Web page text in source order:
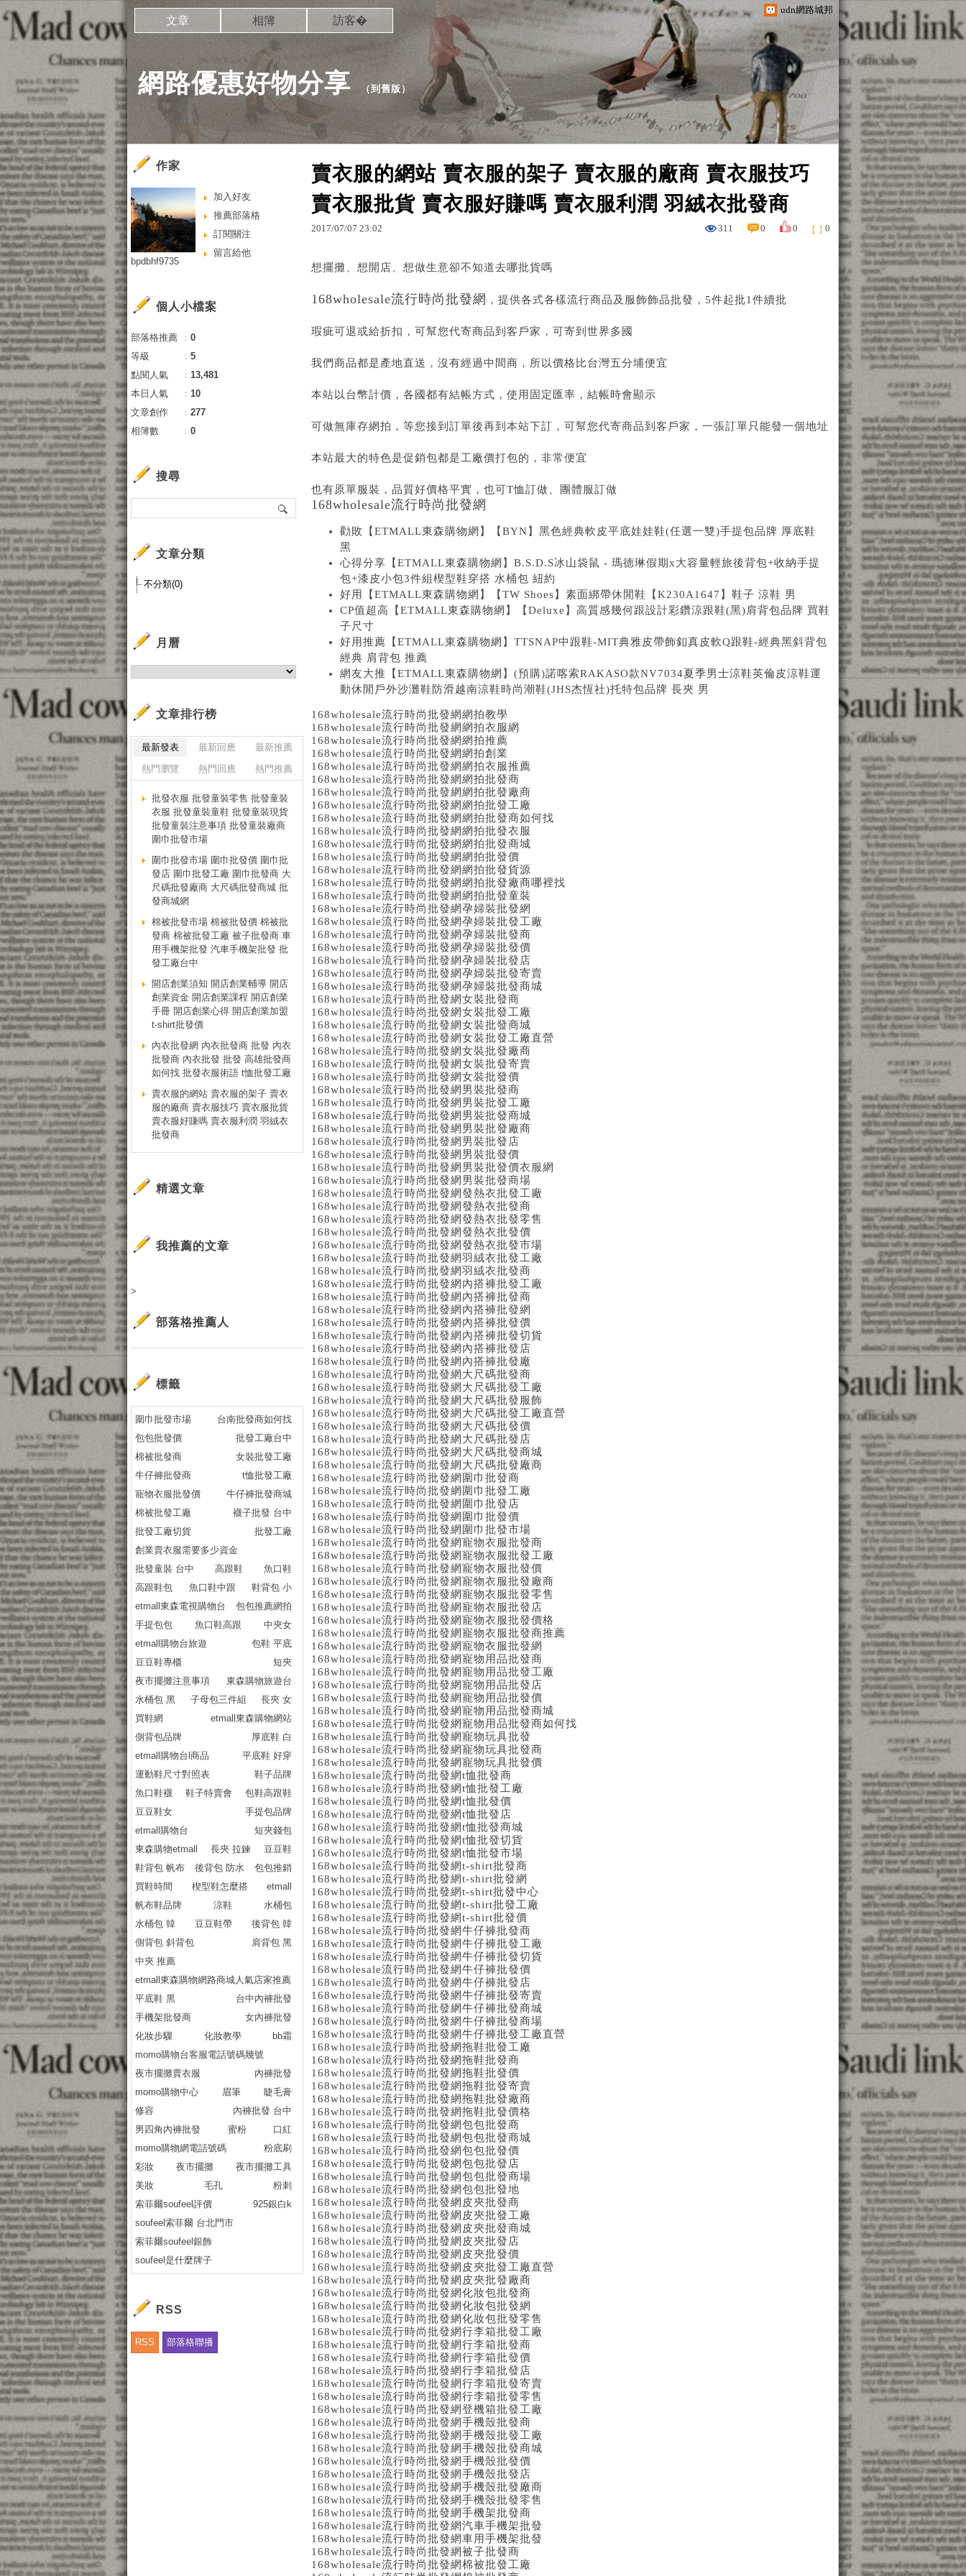
udn網路城邦
網路優惠好物分享 （到舊版 ）
文章 相簿 訪客�
賣衣服的網站 賣衣服的架子 賣衣服的廠商 賣衣服技巧
賣衣服批貨 賣衣服好賺嗎 賣衣服利潤 羽絨衣批發商
2017/07/07 23:02 311 0 0 0
想擺攤、想開店、想做生意卻不知道去哪批貨嗎
168wholesale流行時尚批發網 ，提供各式各樣流行商品及服飾飾品批發，5件起批1件續批
瑕疵可退或給折扣，可幫您代寄商品到客戶家，可寄到世界多國
我們商品都是產地直送，沒有經過中間商，所以價格比台灣五分埔便宜
本站以台幣計價，各國都有結帳方式，使用固定匯率，結帳時會顯示
可做無庫存網拍，等您接到訂單後再到本站下訂，可幫您代寄商品到客戶家，一張訂單只能發一個地址
本站最大的特色是促銷包都是工廠價打包的，非常便宜
也有原單服裝，品質好價格平實，也可T恤訂做、團體服訂做
168wholesale流行時尚批發網
勸敗【ETMALL東森購物網】【BYN】黑色經典軟皮平底娃娃鞋(任選一雙)手提包品牌 厚底鞋
黑
心得分享【ETMALL東森購物網】B.S.D.S冰山袋鼠 - 瑪德琳假期x大容量輕旅後背包+收納手提
包+漆皮小包3件組楔型鞋穿搭 水桶包 紐約
好用【ETMALL東森購物網】【TW Shoes】素面綁帶休閒鞋【K230A1647】鞋子 涼鞋 男
CP值超高【ETMALL東森購物網】【Deluxe】高質感幾何跟設計彩鑽涼跟鞋(黑)肩背包品牌 買鞋
子尺寸
好用推薦【ETMALL東森購物網】TTSNAP中跟鞋-MIT典雅皮帶飾釦真皮軟Q跟鞋-經典黑斜背包
經典 肩背包 推薦
網友大推【ETMALL東森購物網】(預購)諾喀索RAKASO款NV7034夏季男士涼鞋英倫皮涼鞋運
動休閒戶外沙灘鞋防滑越南涼鞋時尚潮鞋(JHS杰恆社)托特包品牌 長夾 男
168wholesale流行時尚批發網網拍教學
168wholesale流行時尚批發網網拍衣服網
168wholesale流行時尚批發網網拍推薦
168wholesale流行時尚批發網網拍創業
168wholesale流行時尚批發網網拍衣服推薦
168wholesale流行時尚批發網網拍批發商
168wholesale流行時尚批發網網拍批發廠商
168wholesale流行時尚批發網網拍批發工廠
168wholesale流行時尚批發網網拍批發商如何找
168wholesale流行時尚批發網網拍批發衣服
168wholesale流行時尚批發網網拍批發商城
168wholesale流行時尚批發網網拍批發價
168wholesale流行時尚批發網網拍批發貨源
168wholesale流行時尚批發網網拍批發廠商哪裡找
168wholesale流行時尚批發網網拍批發童裝
168wholesale流行時尚批發網孕婦裝批發網
168wholesale流行時尚批發網孕婦裝批發工廠
168wholesale流行時尚批發網孕婦裝批發商
168wholesale流行時尚批發網孕婦裝批發價
168wholesale流行時尚批發網孕婦裝批發店
168wholesale流行時尚批發網孕婦裝批發寄賣
168wholesale流行時尚批發網孕婦裝批發商城
168wholesale流行時尚批發網女裝批發商
168wholesale流行時尚批發網女裝批發工廠
168wholesale流行時尚批發網女裝批發商城
168wholesale流行時尚批發網女裝批發工廠直營
168wholesale流行時尚批發網女裝批發廠商
168wholesale流行時尚批發網女裝批發寄賣
168wholesale流行時尚批發網女裝批發價
168wholesale流行時尚批發網男裝批發商
168wholesale流行時尚批發網男裝批發工廠
168wholesale流行時尚批發網男裝批發商城
168wholesale流行時尚批發網男裝批發廠商
168wholesale流行時尚批發網男裝批發店
168wholesale流行時尚批發網男裝批發價
168wholesale流行時尚批發網男裝批發價衣服網
168wholesale流行時尚批發網男裝批發商場
168wholesale流行時尚批發網發熱衣批發工廠
168wholesale流行時尚批發網發熱衣批發商
168wholesale流行時尚批發網發熱衣批發零售
168wholesale流行時尚批發網發熱衣批發價
168wholesale流行時尚批發網發熱衣批發市場
168wholesale流行時尚批發網羽絨衣批發工廠
168wholesale流行時尚批發網羽絨衣批發商
168wholesale流行時尚批發網內搭褲批發工廠
168wholesale流行時尚批發網內搭褲批發商
168wholesale流行時尚批發網內搭褲批發網
168wholesale流行時尚批發網內搭褲批發價
168wholesale流行時尚批發網內搭褲批發切貨
168wholesale流行時尚批發網內搭褲批發店
168wholesale流行時尚批發網內搭褲批發廠
168wholesale流行時尚批發網大尺碼批發商
168wholesale流行時尚批發網大尺碼批發工廠
168wholesale流行時尚批發網大尺碼批發服飾
168wholesale流行時尚批發網大尺碼批發工廠直營
168wholesale流行時尚批發網大尺碼批發價
168wholesale流行時尚批發網大尺碼批發店
168wholesale流行時尚批發網大尺碼批發商城
168wholesale流行時尚批發網大尺碼批發廠商
168wholesale流行時尚批發網圍巾批發商
168wholesale流行時尚批發網圍巾批發工廠
168wholesale流行時尚批發網圍巾批發店
168wholesale流行時尚批發網圍巾批發價
168wholesale流行時尚批發網圍巾批發市場
168wholesale流行時尚批發網寵物衣服批發商
168wholesale流行時尚批發網寵物衣服批發工廠
168wholesale流行時尚批發網寵物衣服批發價
168wholesale流行時尚批發網寵物衣服批發廠商
168wholesale流行時尚批發網寵物衣服批發零售
168wholesale流行時尚批發網寵物衣服批發店
168wholesale流行時尚批發網寵物衣服批發價格
168wholesale流行時尚批發網寵物衣服批發商推薦
168wholesale流行時尚批發網寵物衣服批發網
168wholesale流行時尚批發網寵物用品批發商
168wholesale流行時尚批發網寵物用品批發工廠
168wholesale流行時尚批發網寵物用品批發店
168wholesale流行時尚批發網寵物用品批發價
168wholesale流行時尚批發網寵物用品批發商城
168wholesale流行時尚批發網寵物用品批發商如何找
168wholesale流行時尚批發網寵物玩具批發
168wholesale流行時尚批發網寵物玩具批發商
168wholesale流行時尚批發網寵物玩具批發價
168wholesale流行時尚批發網t恤批發商
168wholesale流行時尚批發網t恤批發工廠
168wholesale流行時尚批發網t恤批發價
168wholesale流行時尚批發網t恤批發店
168wholesale流行時尚批發網t恤批發商城
168wholesale流行時尚批發網t恤批發切貨
168wholesale流行時尚批發網t恤批發市場
168wholesale流行時尚批發網t-shirt批發商
168wholesale流行時尚批發網t-shirt批發網
168wholesale流行時尚批發網t-shirt批發中心
168wholesale流行時尚批發網t-shirt批發工廠
168wholesale流行時尚批發網t-shirt批發價
168wholesale流行時尚批發網牛仔褲批發商
168wholesale流行時尚批發網牛仔褲批發工廠
168wholesale流行時尚批發網牛仔褲批發切貨
168wholesale流行時尚批發網牛仔褲批發價
168wholesale流行時尚批發網牛仔褲批發店
168wholesale流行時尚批發網牛仔褲批發寄賣
168wholesale流行時尚批發網牛仔褲批發商城
168wholesale流行時尚批發網牛仔褲批發商場
168wholesale流行時尚批發網牛仔褲批發工廠直營
168wholesale流行時尚批發網拖鞋批發工廠
168wholesale流行時尚批發網拖鞋批發商
168wholesale流行時尚批發網拖鞋批發價
168wholesale流行時尚批發網拖鞋批發寄賣
168wholesale流行時尚批發網拖鞋批發廠商
168wholesale流行時尚批發網拖鞋批發價格
168wholesale流行時尚批發網包包批發商
168wholesale流行時尚批發網包包批發商城
168wholesale流行時尚批發網包包批發價
168wholesale流行時尚批發網包包批發店
168wholesale流行時尚批發網包包批發商場
168wholesale流行時尚批發網包包批發地
168wholesale流行時尚批發網皮夾批發商
168wholesale流行時尚批發網皮夾批發工廠
168wholesale流行時尚批發網皮夾批發商城
168wholesale流行時尚批發網皮夾批發店
168wholesale流行時尚批發網皮夾批發價
168wholesale流行時尚批發網皮夾批發工廠直營
168wholesale流行時尚批發網皮夾批發廠商
168wholesale流行時尚批發網化妝包批發商
168wholesale流行時尚批發網化妝包批發網
168wholesale流行時尚批發網化妝包批發零售
168wholesale流行時尚批發網行李箱批發工廠
168wholesale流行時尚批發網行李箱批發商
168wholesale流行時尚批發網行李箱批發價
168wholesale流行時尚批發網行李箱批發店
168wholesale流行時尚批發網行李箱批發寄賣
168wholesale流行時尚批發網行李箱批發零售
168wholesale流行時尚批發網登機箱批發工廠
168wholesale流行時尚批發網手機殼批發商
168wholesale流行時尚批發網手機殼批發工廠
168wholesale流行時尚批發網手機殼批發商城
168wholesale流行時尚批發網手機殼批發價
168wholesale流行時尚批發網手機殼批發店
168wholesale流行時尚批發網手機殼批發廠商
168wholesale流行時尚批發網手機殼批發零售
168wholesale流行時尚批發網手機架批發商
168wholesale流行時尚批發網汽車手機架批發
168wholesale流行時尚批發網車用手機架批發
168wholesale流行時尚批發網被子批發商
168wholesale流行時尚批發網棉被批發工廠
作家
加入好友
推薦部落格
訂閱關注
留言給他
bpdbhf9735
個人小檔案
部落格推薦 ： 0
等級
： 5
點閱人氣
： 13,481
本日人氣
： 10
文章創作
： 277
相簿數
： 0
搜尋
文章分類
不分類(0)
月曆
文章排行榜
最新發表 最新回應
最新推薦
熱門瀏覽
熱門回應 熱門推薦
批發衣服 批發童裝零售 批發童裝
衣服 批發童裝童鞋 批發童裝現貨
批發童裝注意事項 批發童裝廠商
圍巾批發市場
圍巾批發市場 圍巾批發價 圍巾批
發店 圍巾批發工廠 圍巾批發商 大
尺碼批發廠商 大尺碼批發商城 批
發商城網
棉被批發市場 棉被批發價 棉被批
發商 棉被批發工廠 被子批發商 車
用手機架批發 汽車手機架批發 批
發工廠台中
開店創業須知 開店創業輔導 開店
創業資金 開店創業課程 開店創業
手冊 開店創業心得 開店創業加盟
t-shirt批發價
內衣批發網 內衣批發商 批發 內衣
批發商 內衣批發 批發 高雄批發商
如何找 批發衣服術語 t恤批發工廠
賣衣服的網站 賣衣服的架子 賣衣
服的廠商 賣衣服技巧 賣衣服批貨
賣衣服好賺嗎 賣衣服利潤 羽絨衣
批發商
精選文章
我推薦的文章
>
部落格推薦人
標籤
圍巾批發市場
台南批發商如何找
包包批發價
批發工廠台中
棉被批發商
女裝批發工廠
牛仔褲批發商
t恤批發工廠
寵物衣服批發價
牛仔褲批發商城
棉被批發工廠
襪子批發 台中
批發工廠切貨
批發工廠
創業賣衣服需要多少資金
批發童裝 台中
高跟鞋
魚口鞋
高跟鞋包
魚口鞋中跟
鞋背包 小
etmall東森電視購物台
包包推薦網拍
手提包包
魚口鞋高跟
中夾女
etmall購物台旅遊
包鞋 平底
豆豆鞋專櫃
短夾
夜市擺攤注意事項
東森購物旅遊台
水桶包 黑
子母包三件組
長夾 女
買鞋網
etmall東森購物網站
側背包品牌
厚底鞋 白
etmall購物台l商品
平底鞋 好穿
運動鞋尺寸對照表
鞋子品牌
魚口鞋襪
鞋子特賣會
包鞋高跟鞋
豆豆鞋女
手提包品牌
etmall購物台
短夾錢包
東森購物etmall
長夾 拉鍊
豆豆鞋
鞋背包 帆布
後背包 防水
包包推銷
買鞋時間
楔型鞋怎麼搭
etmall
帆布鞋品牌
涼鞋
水桶包
水桶包 韓
豆豆鞋帶
後背包 韓
側背包 斜背包
肩背包 黑
中夾 推薦
etmall東森購物網路商城人氣店家推薦
平底鞋 黑
台中內褲批發
手機架批發商
女內褲批發
化妝步驟
化妝教學
bb霜
momo購物台客服電話號碼幾號
夜市擺攤賣衣服
內褲批發
momo購物中心
眉筆
睫毛膏
修容
內褲批發 台中
男四角內褲批發
蜜粉
口紅
momo購物網電話號碼
粉底刷
彩妝
夜市擺攤
夜市擺攤工具
美妝
毛孔
粉刺
索菲爾soufeel評價
925銀白k
soufeel索菲爾 台北門市
索菲爾soufeel銀飾
soufeel是什麼牌子
RSS
RSS 部落格聯播